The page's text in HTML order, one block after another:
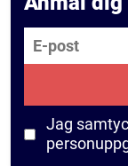
E-post
Jag